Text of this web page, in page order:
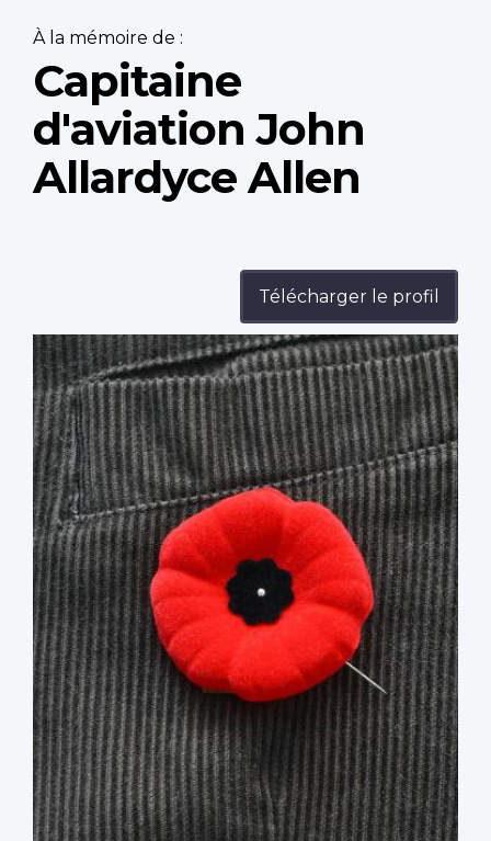
À la mémoire de :
Capitaine
d'aviation John
Allardyce Allen
Télécharger le profil
Profile
image